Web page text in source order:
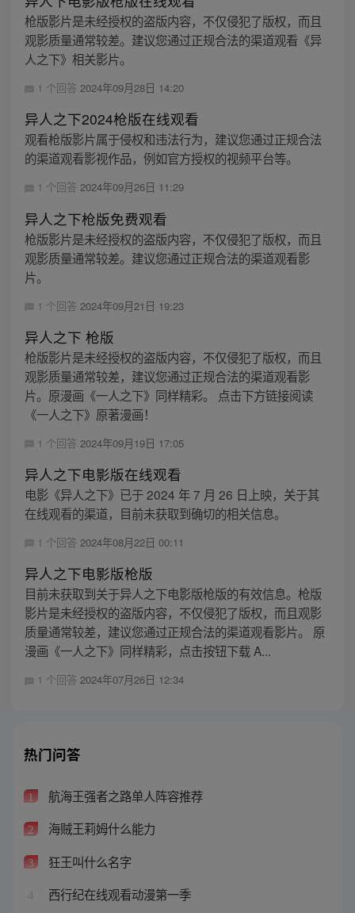
枪版影片是未经授权的盗版内容，不仅侵犯了版权，而且
观影质量通常较差。建议您通过正规合法的渠道观看《异
人之下》相关影片。
1 个回答 2024年09月28日 14:20
异人之下2024枪版在线观看
观看枪版影片属于侵权和违法行为，建议您通过正规合法
的渠道观看影视作品，例如官方授权的视频平台等。
1 个回答 2024年09月26日 11:29
异人之下枪版免费观看
枪版影片是未经授权的盗版内容，不仅侵犯了版权，而且
观影质量通常较差。建议您通过正规合法的渠道观看影
片。
1 个回答 2024年09月21日 19:23
异人之下 枪版
枪版影片是未经授权的盗版内容，不仅侵犯了版权，而且
观影质量通常较差，建议您通过正规合法的渠道观看影
片。原漫画《一人之下》同样精彩。 点击下方链接阅读
《一人之下》原著漫画！
1 个回答 2024年09月19日 17:05
异人之下电影版在线观看
电影《异人之下》已于 2024 年 7 月 26 日上映，关于其
在线观看的渠道，目前未获取到确切的相关信息。
1 个回答 2024年08月22日 00:11
异人之下电影版枪版
目前未获取到关于异人之下电影版枪版的有效信息。枪版
影片是未经授权的盗版内容，不仅侵犯了版权，而且观影
质量通常较差，建议您通过正规合法的渠道观看影片。 原
漫画《一人之下》同样精彩，点击按钮下载 A...
1 个回答 2024年07月26日 12:34
热门问答
1 航海王强者之路单人阵容推荐
2 海贼王莉姆什么能力
3 狂王叫什么名字
4 西行纪在线观看动漫第一季